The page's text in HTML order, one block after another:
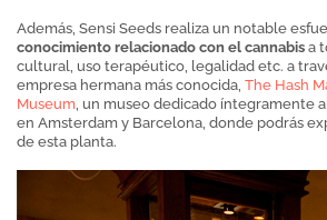
Además, Sensi Seeds realiza un notable
conocimiento relacionado con el cannabis a
cultural, uso terapéutico, legalidad etc. a
empresa hermana más conocida, The Hash
Museum , un museo dedicado íntegramente
en Amsterdam y Barcelona, donde podrás
de esta planta.